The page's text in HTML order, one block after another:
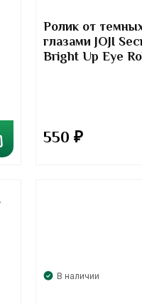
Ролик от
глазами JOJI
Bright Up Eye
550 ₽
В наличии